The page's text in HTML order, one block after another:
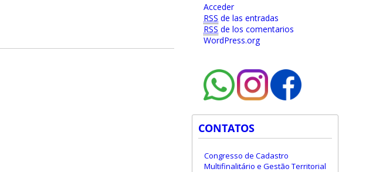
Acceder
RSS de las entradas
RSS de los comentarios
WordPress.org
CONTATOS
Congresso de Cadastro
Multifinalitário e Gestão Territorial